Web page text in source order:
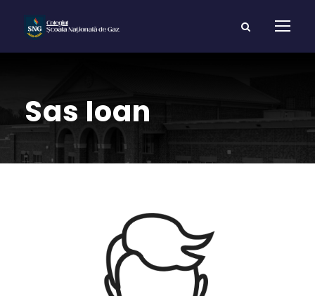
Sas Ioan